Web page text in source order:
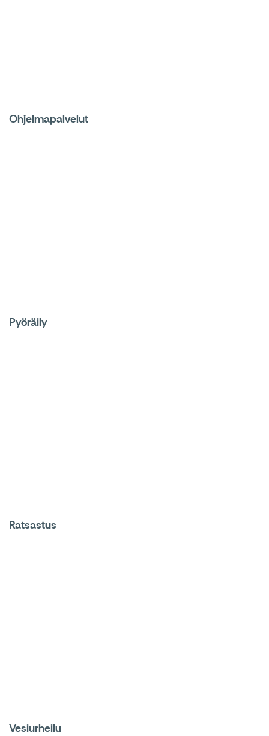
Ohjelmapalvelut
Pyöräily
Ratsastus
Vesiurheilu